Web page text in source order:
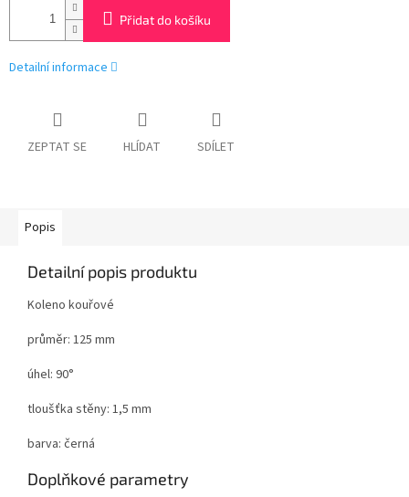
Přidat do košíku
Detailní informace
ZEPTAT SE HLÍDAT SDÍLET
Popis
Detailní popis produktu
Koleno kouřové
průměr: 125 mm
úhel: 90°
tloušťka stěny: 1,5 mm
barva: černá
Doplňkové parametry